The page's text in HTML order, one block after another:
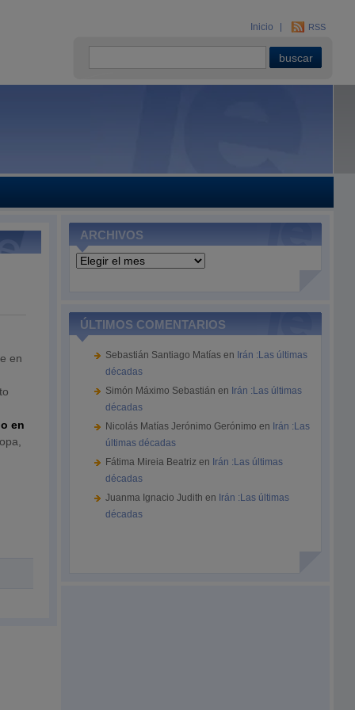
Inicio RSS
en
en
ARCHIVOS
Archivos
ÚLTIMOS COMENTARIOS
Sebastián Santiago Matías en Irán :Las últimas
décadas
Simón Máximo Sebastián en Irán :Las últimas
décadas
Nicolás Matías Jerónimo Gerónimo en Irán :Las
últimas décadas
Fátima Mireia Beatriz en Irán :Las últimas
décadas
Juanma Ignacio Judith en Irán :Las últimas
décadas